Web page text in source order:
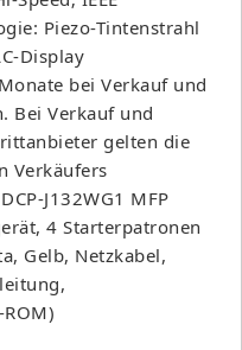
Piezo-Tintenstrahl
Display
bei Verkauf und
Bei Verkauf und
gelten die
Verkäufers
J132WG1 MFP
4 Starterpatronen
Gelb, Netzkabel,